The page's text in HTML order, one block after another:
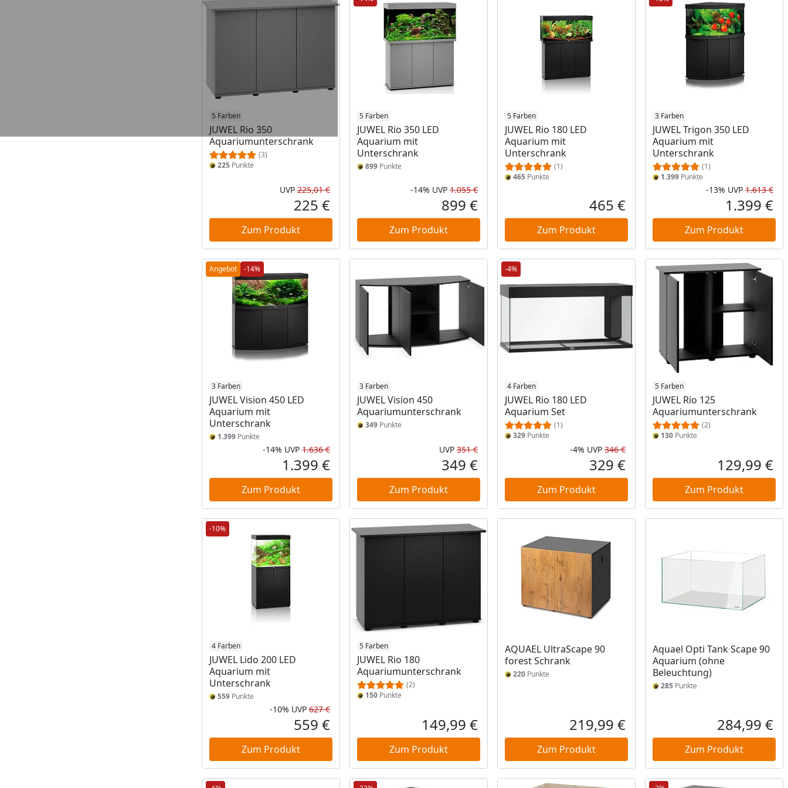
5 Farben
JUWEL Rio 350
Aquariumunterschrank
(3)
225 Punkte
Ursprünglicher Preis
UVP 225,01 €
Aktueller Preis
225 €
Zum Produkt
5 Farben
JUWEL Rio 350 LED
Aquarium mit
Unterschrank
899 Punkte
Rabatt in Prozent
-14%
Ursprünglicher Preis
UVP 1.055 €
Aktueller Preis
899 €
Zum Produkt
5 Farben
JUWEL Rio 180 LED
Aquarium mit
Unterschrank
(1)
465 Punkte
Aktueller Preis
465 €
Zum Produkt
3 Farben
JUWEL Trigon 350 LED
Aquarium mit
Unterschrank
(1)
1.399 Punkte
-13% UVP 1.613 €
1.399 €
Zum Produkt
Angebot -14%
3 Farben
JUWEL Vision 450 LED
Aquarium mit
Unterschrank
1.399 Punkte
Rabatt in Prozent
-14%
Ursprünglicher Preis
UVP 1.636 €
Aktueller Preis
1.399 €
Zum Produkt
3 Farben
JUWEL Vision 450
Aquariumunterschrank
349 Punkte
Ursprünglicher Preis
UVP 351 €
Aktueller Preis
349 €
Zum Produkt
-4%
4 Farben
JUWEL Rio 180 LED
Aquarium Set
(1)
329 Punkte
Rabatt in Prozent
-4%
Ursprünglicher Preis
UVP 346 €
Aktueller Preis
329 €
Zum Produkt
5 Farben
JUWEL Rio 125
Aquariumunterschrank
(2)
130 Punkte
129,99 €
Zum Produkt
-10%
4 Farben
JUWEL Lido 200 LED
Aquarium mit
Unterschrank
559 Punkte
Rabatt in Prozent
-10%
Ursprünglicher Preis
UVP 627 €
Aktueller Preis
559 €
Zum Produkt
5 Farben
JUWEL Rio 180
Aquariumunterschrank
(2)
150 Punkte
Aktueller Preis
149,99 €
Zum Produkt
AQUAEL UltraScape 90
forest Schrank
220 Punkte
Aktueller Preis
219,99 €
Zum Produkt
Aquael Opti Tank Scape 90
Aquarium (ohne
Beleuchtung)
285 Punkte
284,99 €
Zum Produkt